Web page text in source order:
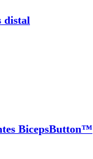
distal
BicepsButton™